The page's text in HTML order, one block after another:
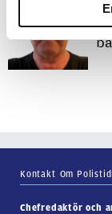
Kontakt Om
Chefredaktör och